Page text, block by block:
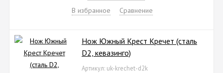
В избранное
Сравнение
Нож Южный Крест Кречет (сталь
D2, кевазинго)
Артикул: uk-krechet-d2k